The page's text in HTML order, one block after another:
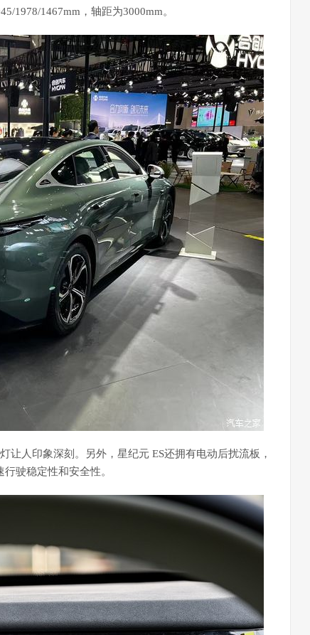
1978/1467mm，轴距为3000mm。
人印象深刻。另外，星纪元 ES还拥有电动后扰流板，
驶稳定性和安全性。